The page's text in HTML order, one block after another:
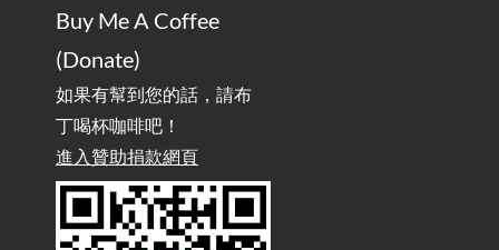
Home Is More Than Just an Ad Blocker
Buy Me A Coffee
(Donate)
如果有幫到您的話，請布
丁喝杯咖啡吧！
進入贊助捐款網頁